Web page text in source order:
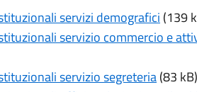
servizi demografici (139
servizio commercio e
servizio segreteria(83 kB)